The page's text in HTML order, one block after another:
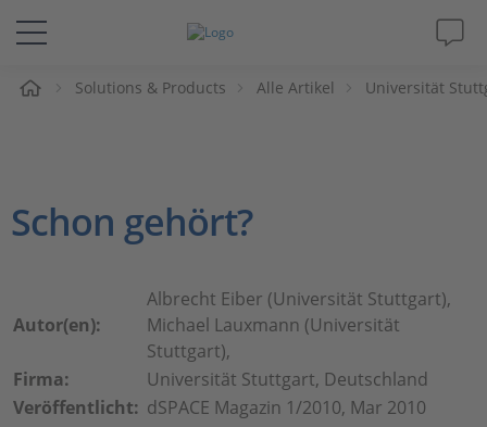
Lösungen & Produkte
Videos
Unternehmen
Karriere
Solutions & Products Alle Artikel Universität
Schon gehört?
Autor(en):
Albrecht Eiber (Universität Stuttgart),
Michael Lauxmann (Universität
Stuttgart),
Firma:
Universität Stuttgart, Deutschland
Veröffentlicht: dSPACE Magazin 1/2010, Mar 2010